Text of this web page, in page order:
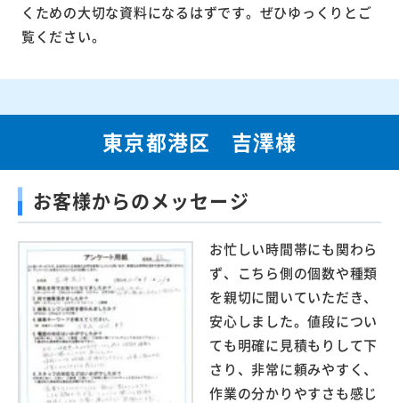
くための大切な資料になるはずです。ぜひゆっくりとご
覧ください。
東京都港区 吉澤様
お客様からのメッセージ
お忙しい時間帯にも関わら
ず、こちら側の個数や種類
を親切に聞いていただき、
安心しました。値段につい
ても明確に見積もりして下
さり、非常に頼みやすく、
作業の分かりやすさも感じ